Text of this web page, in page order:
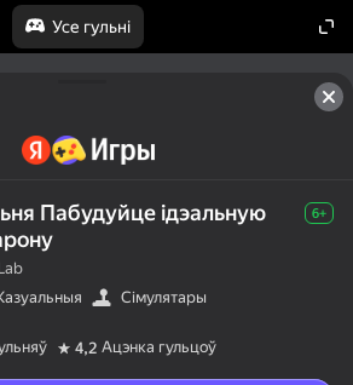
Усе гульні
Пабудуйце ідэальную
6+
Сімулятары
4,2 Ацэнка гульцоў